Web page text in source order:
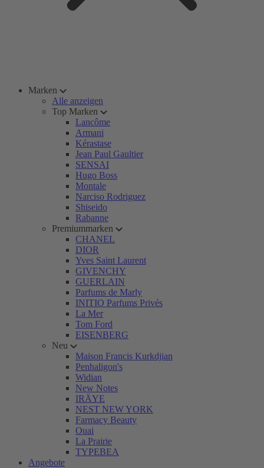
Marken
Alle anzeigen
Top Marken
Lancôme
Armani
Kérastase
Jean Paul Gaultier
SENSAI
Hugo Boss
Montale
Narciso Rodriguez
Shiseido
Rabanne
Premiummarken
CHANEL
DIOR
Yves Saint Laurent
GIVENCHY
GUERLAIN
Parfums de Marly
INITIO Parfums Privés
La Mer
Tom Ford
EISENBERG
Neu
Maison Francis Kurkdjian
Penhaligon's
Widian
New Notes
IRÄYE
NEST NEW YORK
Farmacy Beauty
Ouai
La Prairie
TYPEBEA
Angebote